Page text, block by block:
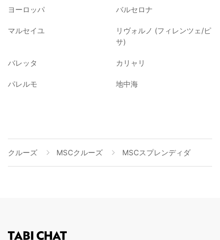
ヨーロッパ バルセロナ
マルセイユ
リヴォルノ (フィレンツェ/ピ
サ)
バレッタ カリャリ
パレルモ 地中海
クルーズ MSCクルーズ MSCスプレンディダ